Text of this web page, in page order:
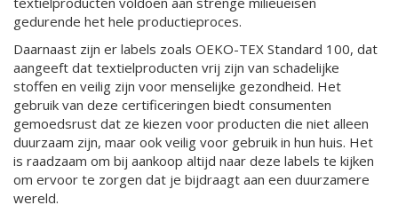
gedurende het hele productieproces.
Daarnaast zijn er labels zoals OEKO-TEX Standard 100, dat
aangeeft dat textielproducten vrij zijn van schadelijke
stoffen en veilig zijn voor menselijke gezondheid. Het
gebruik van deze certificeringen biedt consumenten
gemoedsrust dat ze kiezen voor producten die niet alleen
duurzaam zijn, maar ook veilig voor gebruik in hun huis. Het
is raadzaam om bij aankoop altijd naar deze labels te kijken
om ervoor te zorgen dat je bijdraagt aan een duurzamere
wereld.